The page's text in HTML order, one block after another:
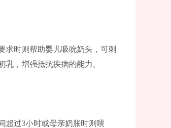
求时则帮助婴儿吸吮奶头，可刺
，增强抵抗疾病的能力。
超过3小时或母亲奶胀时则喂